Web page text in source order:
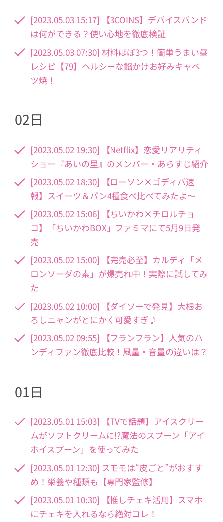
[2023.05.03 15:17] 【3COINS】デバイスバンド
は何ができる？使い心地を徹底検証
[2023.05.03 07:30] 材料ほぼ3つ！簡単うまい昼
レシピ【79】ヘルシーな餡かけお好みキャベ
ツ焼！
02日
[2023.05.02 19:30] 【Netflix】恋愛リアリティ
ショー『あいの里』のメンバー・あらすじ紹介
[2023.05.02 18:30] 【ローソン×ゴディバ速
報】スイーツ＆パン4種食べ比べてみたよ〜
[2023.05.02 15:06] 【ちいかわ×チロルチョ
コ】「ちいかわBOX」ファミマにて5月9日発
売
[2023.05.02 15:00] 【完売必至】カルディ「メ
ロンソーダの素」が爆売れ中！実際に試してみ
た
[2023.05.02 10:00] 【ダイソーで発見】大根お
ろしニャンがとにかく可愛すぎ♪
[2023.05.02 09:55] 【フランフラン】人気のハ
ンディファン徹底比較！風量・音量の違いは？
01日
[2023.05.01 15:03] 【TVで話題】アイスクリー
ムがソフトクリームに!?魔法のスプーン「アイ
ホイスプーン」を使ってみた
[2023.05.01 12:30] スモモは“皮ごと”がおすす
め！栄養や種類も【専門家監修】
[2023.05.01 10:30] 【推しチェキ活用】スマホ
にチェキを入れるなら絶対コレ！